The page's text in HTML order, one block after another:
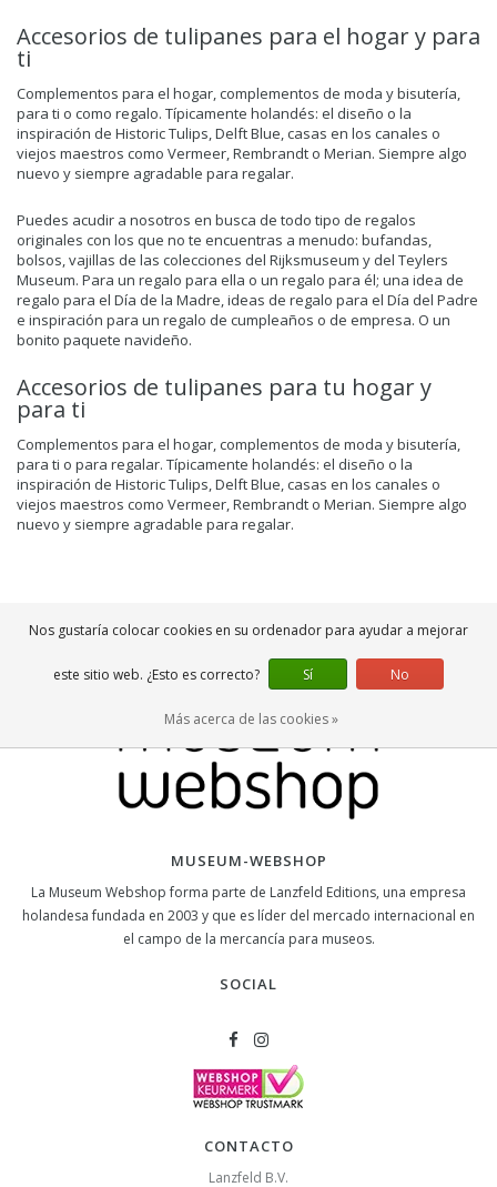
Accesorios de tulipanes para el hogar y para
ti
Complementos para el hogar, complementos de moda y bisutería,
para ti o como regalo. Típicamente holandés: el diseño o la
inspiración de Historic Tulips, Delft Blue, casas en los canales o
viejos maestros como Vermeer, Rembrandt o Merian. Siempre algo
nuevo y siempre agradable para regalar.
Puedes acudir a nosotros en busca de todo tipo de regalos
originales con los que no te encuentras a menudo: bufandas,
bolsos, vajillas de las colecciones del Rijksmuseum y del Teylers
Museum. Para un regalo para ella o un regalo para él; una idea de
regalo para el Día de la Madre, ideas de regalo para el Día del Padre
e inspiración para un regalo de cumpleaños o de empresa. O un
bonito paquete navideño.
Accesorios de tulipanes para tu hogar y
para ti
Complementos para el hogar, complementos de moda y bisutería,
para ti o para regalar. Típicamente holandés: el diseño o la
inspiración de Historic Tulips, Delft Blue, casas en los canales o
viejos maestros como Vermeer, Rembrandt o Merian. Siempre algo
nuevo y siempre agradable para regalar.
MUSEUM-WEBSHOP
La Museum Webshop forma parte de Lanzfeld Editions, una empresa
holandesa fundada en 2003 y que es líder del mercado internacional en
el campo de la mercancía para museos.
SOCIAL
CONTACTO
Lanzfeld B.V.
Nos gustaría colocar cookies en su ordenador para ayudar a mejorar
este sitio web. ¿Esto es correcto? Sí No
Más acerca de las cookies »